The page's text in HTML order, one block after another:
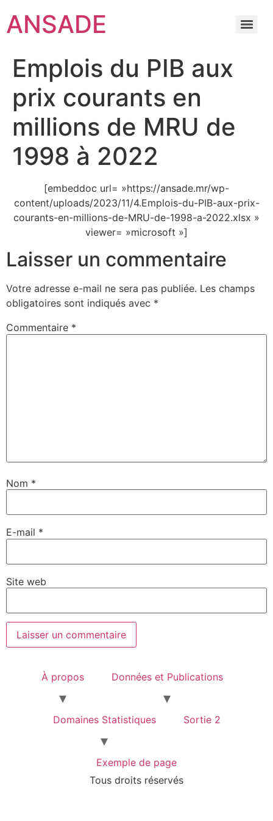
ANSADE
Emplois du PIB aux
prix courants en
millions de MRU de
1998 à 2022
[embeddoc url= »https://ansade.mr/wp-
content/uploads/2023/11/4.Emplois-du-PIB-aux-prix-
courants-en-millions-de-MRU-de-1998-a-2022.xlsx »
viewer= »microsoft »]
Laisser un commentaire
Votre adresse e-mail ne sera pas publiée. Les champs
obligatoires sont indiqués avec *
Commentaire *
Nom *
E-mail *
Site web
À propos Données et Publications
Domaines Statistiques Sortie 2
Exemple de page
Tous droits réservés